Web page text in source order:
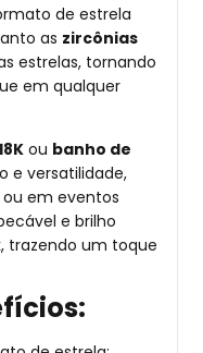
de estrela
as zircônias
estrelas, tornando
em qualquer
ou banho de
e versatilidade,
em eventos
e brilho
trazendo um toque